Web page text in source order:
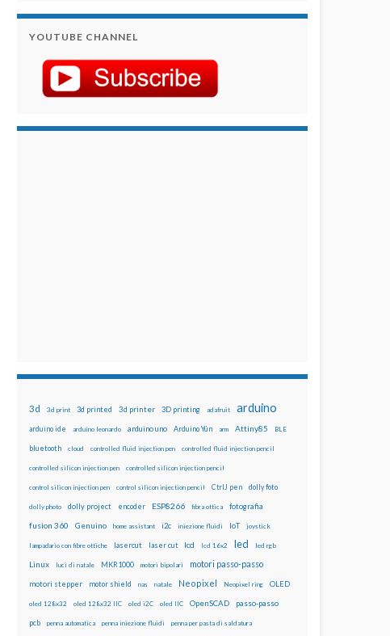
YOUTUBE CHANNEL
3d 3d print 3d printed 3d printer 3D printing adafruit arduino
arduino ide arduino leonardo arduino uno Arduino Yún arm Attiny85 BLE
bluetooth cloud controlled fluid injection pen controlled fluid injection pencil
controlled silicon injection pen controlled silicon injection pencil
control silicon injection pen control silicon injection pencil CtrlJ pen dolly foto
dolly photo dolly project encoder ESP8266 fibra ottica fotografia
fusion 360 Genuino home assistant i2c iniezione fluidi IoT joystick
lampadario con fibre ottiche lasercut laser cut lcd lcd 16x2 led led rgb
Linux luci di natale MKR1000 motori bipolari motori passo-passo
motori stepper motor shield nas natale Neopixel Neopixel ring OLED
oled 128x32 oled 128x32 IIC oled i2C oled IIC OpenSCAD passo-passo
pcb penna automatica penna iniezione fluidi penna per pasta di saldatura